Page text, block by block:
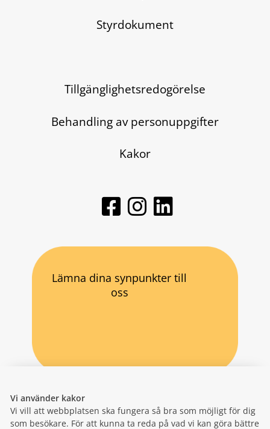
Vi använder kakor
Vi vill att webbplatsen ska fungera så bra som möjligt för dig
som besökare. För att kunna ta reda på vad vi kan göra bättre
Styrdokument
Tillgänglighetsredogörelse
Behandling av personuppgifter
Kakor
Lämna dina synpunkter till
oss